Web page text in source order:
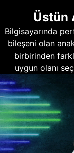
Üstün
Bilgisayarında
bileşeni olan
birbirinden
uygun olanı